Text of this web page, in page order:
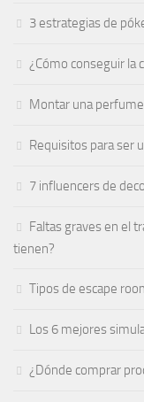
3 estrategias de
¿Cómo conseguir la
Montar una
Requisitos para ser
7 influencers de
Faltas graves en el
tienen?
Tipos de escape
Los 6 mejores
¿Dónde comprar